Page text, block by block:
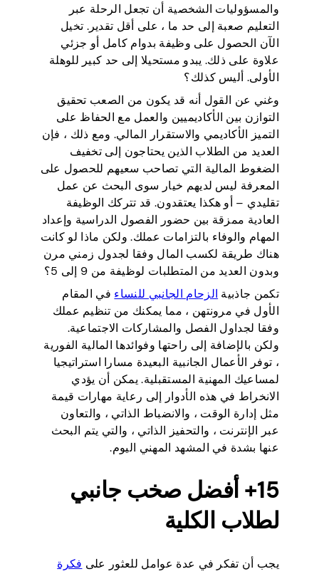
والمسؤوليات الشخصية أن تجعل الرحلة عبر
التعليم صعبة إلى حد ما ، على أقل تقدير. تخيل
الآن الحصول على وظيفة بدوام كامل أو جزئي
علاوة على ذلك. يبدو مستحيلا إلى حد كبير للوهلة
الأولى. أليس كذلك؟
وغني عن القول أنه قد يكون من الصعب تحقيق
التوازن بين الأكاديميين والعمل مع الحفاظ على
التميز الأكاديمي والاستقرار المالي. ومع ذلك ، فإن
العديد من الطلاب الذين يحتاجون إلى تخفيف
الضغوط المالية التي تصاحب سعيهم للحصول على
المعرفة ليس لديهم خيار سوى البحث عن عمل
تقليدي – أو هكذا يعتقدون. قد تتركك الوظيفة
العادية ممزقة بين حضور الفصول الدراسية وإعداد
المهام والوفاء بالتزامات عملك. ولكن ماذا لو كانت
هناك طريقة لكسب المال وفقا لجدول زمني مرن
وبدون العديد من المتطلبات لوظيفة من 9 إلى 5؟
تكمن جاذبية الزحام الجانبي للنساء في المقام
الأول في مرونتهن ، مما يمكنك من تنظيم عملك
وفقا لجداول الفصل والمشاركات الاجتماعية.
ولكن بالإضافة إلى راحتها وفوائدها المالية الفورية
، توفر الأعمال الجانبية البعيدة مسارا استراتيجيا
لمساعيك المهنية المستقبلية. يمكن أن يؤدي
الانخراط في هذه الأدوار إلى رعاية مهارات قيمة
مثل إدارة الوقت ، والانضباط الذاتي ، والتعاون
عبر الإنترنت ، والتحفيز الذاتي ، والتي يتم البحث
عنها بشدة في المشهد المهني اليوم.
15+ أفضل صخب جانبي
لطلاب الكلية
يجب أن تفكر في عدة عوامل للعثور على فكرة